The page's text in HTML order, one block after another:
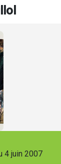
4 juin 2007